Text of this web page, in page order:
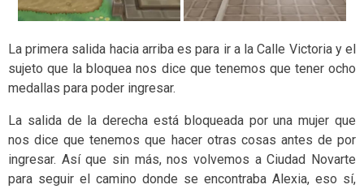
La primera salida hacia arriba es para ir a la Calle Victoria y el
sujeto que la bloquea nos dice que tenemos que tener ocho
medallas para poder ingresar.
La salida de la derecha está bloqueada por una mujer que
nos dice que tenemos que hacer otras cosas antes de por
ingresar. Así que sin más, nos volvemos a Ciudad Novarte
para seguir el camino donde se encontraba Alexia, eso sí,